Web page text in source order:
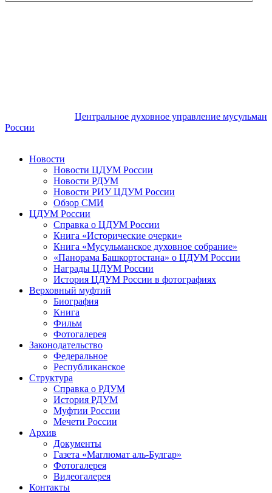
Центральное духовное управление мусульман
России
Новости
Новости ЦДУМ России
Новости РДУМ
Новости РИУ ЦДУМ России
Обзор СМИ
ЦДУМ России
Справка о ЦДУМ России
Книга «Исторические очерки»
Книга «Мусульманское духовное собрание»
«Панорама Башкортостана» о ЦДУМ России
Награды ЦДУМ России
История ЦДУМ России в фотографиях
Верховный муфтий
Биография
Книга
Фильм
Фотогалерея
Законодательство
Федеральное
Республиканское
Структура
Справка о РДУМ
История РДУМ
Муфтии России
Мечети России
Архив
Документы
Газета «Маглюмат аль-Булгар»
Фотогалерея
Видеогалерея
Контакты